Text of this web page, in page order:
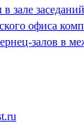
зале
офиса
залов в